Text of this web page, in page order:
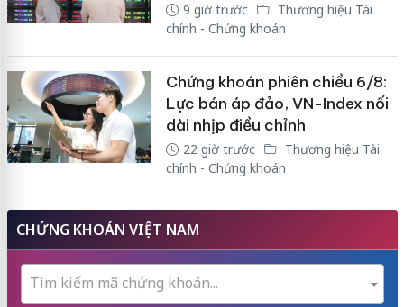
9 giờ trước
Thương hiệu Tài
chính - Chứng khoán
Chứng khoán phiên chiều 6/8:
Lực bán áp đảo, VN-Index nối
dài nhịp điều chỉnh
22 giờ trước
Thương hiệu Tài
chính - Chứng khoán
CHỨNG KHOÁN VIỆT NAM
Tìm kiếm mã chứng khoán...